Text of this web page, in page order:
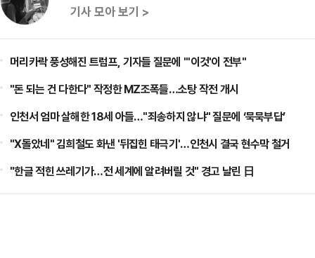
기사 모아 보기 >
머리카락 풍성해진 트럼프, 기자들 질문에 "'이것'이 전부"
"돈 되는 건 다한다" 작정한 MZ조폭들…소탕 작전 개시
인천서 엄마 살해한 18세 아들…"죄송하지 않냐" 질문에 ‘묵묵부답’
"X돌았네" 김희철도 화낸 '뒤집힌 태극기'…인천시 결국 현수막 철거
"한글 적힌 쓰레기가…전 세계에 알려버릴 것" 경고 날린 日